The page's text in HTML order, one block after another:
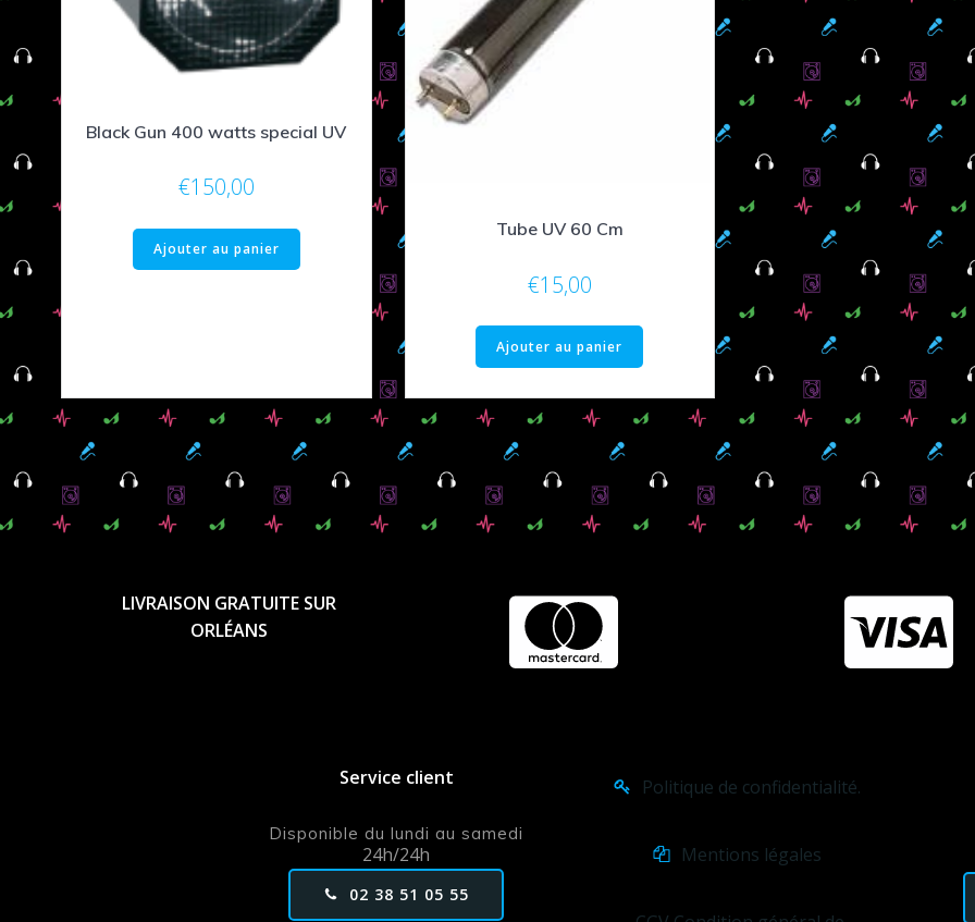
Black Gun 400 watts special UV
€150,00
Ajouter au panier
Tube UV 60 Cm
€15,00
Ajouter au panier
LIVRAISON GRATUITE SUR
ORLÉANS
Service client
Disponible du lundi au samedi
24h/24h
02 38 51 05 55
Politique de confidentialité.
Mentions légales